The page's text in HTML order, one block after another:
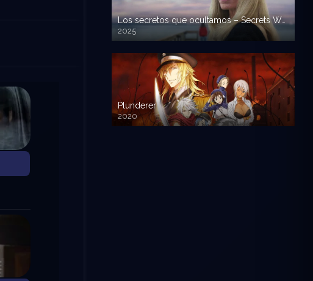
Los secretos que ocultamos – Secrets We Keep
2025
Plunderer
2020